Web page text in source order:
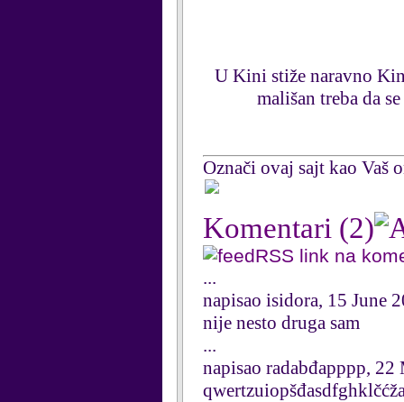
U Kini stiže naravno
mališan treba da
Označi ovaj sajt kao Vaš
Komentari (2)
RSS link na
...
napisao isidora, 15 June
nije nesto druga sam
...
napisao radabđapppp, 22